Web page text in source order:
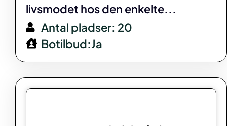
livsmodet hos den enkelte...
Antal pladser: 20
Botilbud:Ja